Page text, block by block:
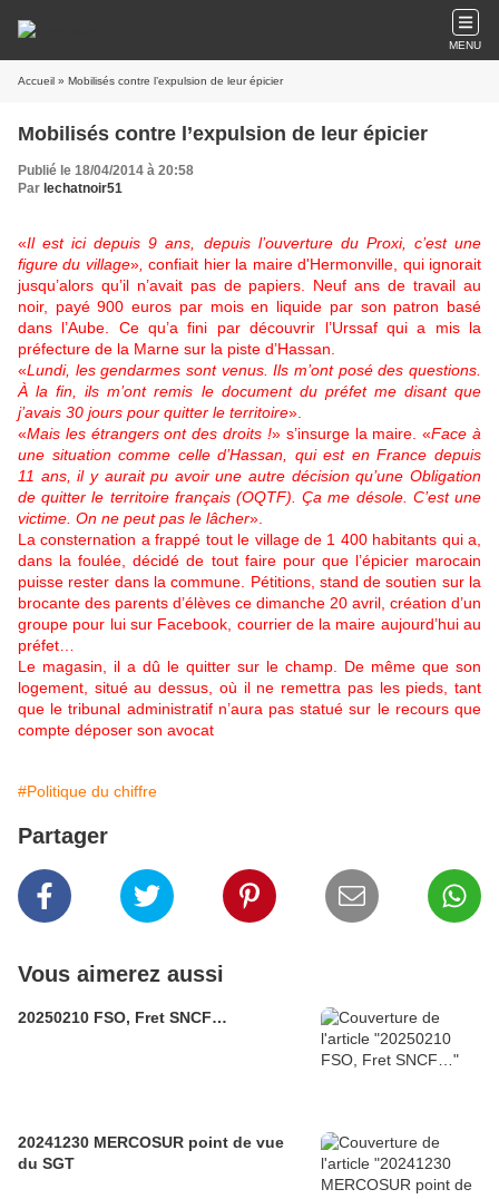
MENU
Accueil » Mobilisés contre l’expulsion de leur épicier
Mobilisés contre l’expulsion de leur épicier
Publié le 18/04/2014 à 20:58
Par lechatnoir51
«Il est ici depuis 9 ans, depuis l’ouverture du Proxi, c’est une
figure du village»,confiait hier la maire d'Hermonville, qui ignorait
jusqu’alors qu’il n’avait pas de papiers. Neuf ans de travail au
noir, payé 900 euros par mois en liquide par son patron basé
dans l’Aube. Ce qu’a fini par découvrir l’Urssaf qui a mis la
préfecture de la Marne sur la piste d’Hassan.
«Lundi, les gendarmes sont venus. Ils m’ont posé des questions.
À la fin, ils m’ont remis le document du préfet me disant que
j’avais 30 jours pour quitter le territoire».
«Mais les étrangers ont des droits !» s’insurge la maire. «Face à
une situation comme celle d’Hassan, qui est en France depuis
11 ans, il y aurait pu avoir une autre décision qu’une Obligation
de quitter le territoire français (OQTF). Ça me désole. C’est une
victime. On ne peut pas le lâcher».
La consternation a frappé tout le village de 1 400 habitants qui a,
dans la foulée, décidé de tout faire pour que l’épicier marocain
puisse rester dans la commune. Pétitions, stand de soutien sur la
brocante des parents d’élèves ce dimanche 20 avril, création d’un
groupe pour lui sur Facebook, courrier de la maire aujourd’hui au
préfet…
Le magasin, il a dû le quitter sur le champ. De même que son
logement, situé au dessus, où il ne remettra pas les pieds, tant
que le tribunal administratif n’aura pas statué sur le recours que
compte déposer son avocat
#Politique du chiffre
Partager
Vous aimerez aussi
20250210 FSO, Fret SNCF…
20241230 MERCOSUR point de vue
du SGT